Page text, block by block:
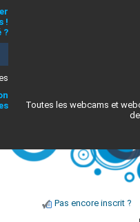
!
?
Toutes les webcams et
Pas encore inscrit ?